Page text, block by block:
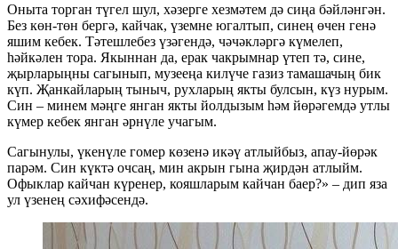
Оныта торган түгел шул, хәзерге хезмәтем дә сиңа бәйләнгән.
Без көн-төн бергә, кайчак, үземне югалтып, синең өчен генә
яшим кебек. Тәтешлебез үзәгендә, чәчәкләргә күмелеп,
һәйкәлен тора. Якыннан да, ерак чакрымнар үтеп тә, сине,
җырларыңны сагынып, музееңа килүче газиз тамашачың бик
күп. Җанкайларың тыныч, рухларың якты булсын, күз нурым.
Син – минем мәңге янган якты йолдызым һәм йөрәгемдә утлы
күмер кебек янган әрнүле учагым.
Сагынулы, үкенүле гомер көзенә икәү атлыйбыз, апау-йөрәк
парәм. Син күктә очсаң, мин акрын гына җирдән атлыйм.
Офыклар кайчан күренер, кояшларым кайчан баер?» – дип яза
ул үзенең сәхифәсендә.